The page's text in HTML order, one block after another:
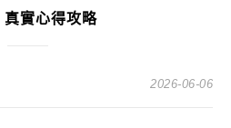
真實心得攻略
2026-06-06